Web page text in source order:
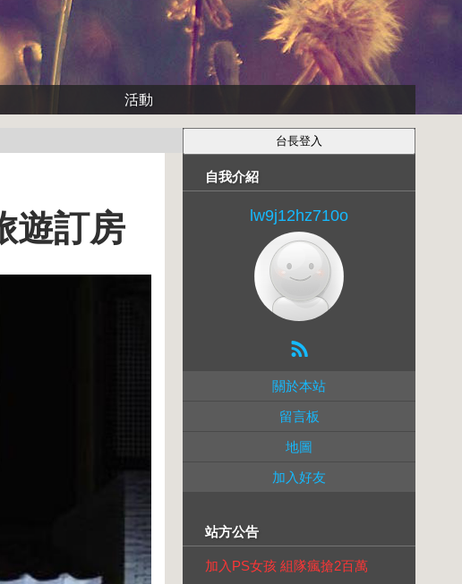
活動
遊訂房
自我介紹
lw9j12hz710o
關於本站
留言板
地圖
加入好友
站方公告
加入PS女孩 組隊瘋搶2百萬